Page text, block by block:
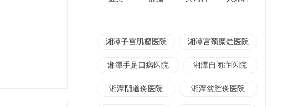
湘潭子宫肌瘤医院 湘潭宫颈糜烂医院
湘潭手足口病医院 湘潭自闭症医院
湘潭阴道炎医院 湘潭盆腔炎医院